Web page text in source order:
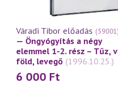
Váradi Tibor előadás
— Öngyógyítás a négy
elemmel 1-2. rész – Tűz,
föld, levegő (1996.10.25.)
6 000 Ft